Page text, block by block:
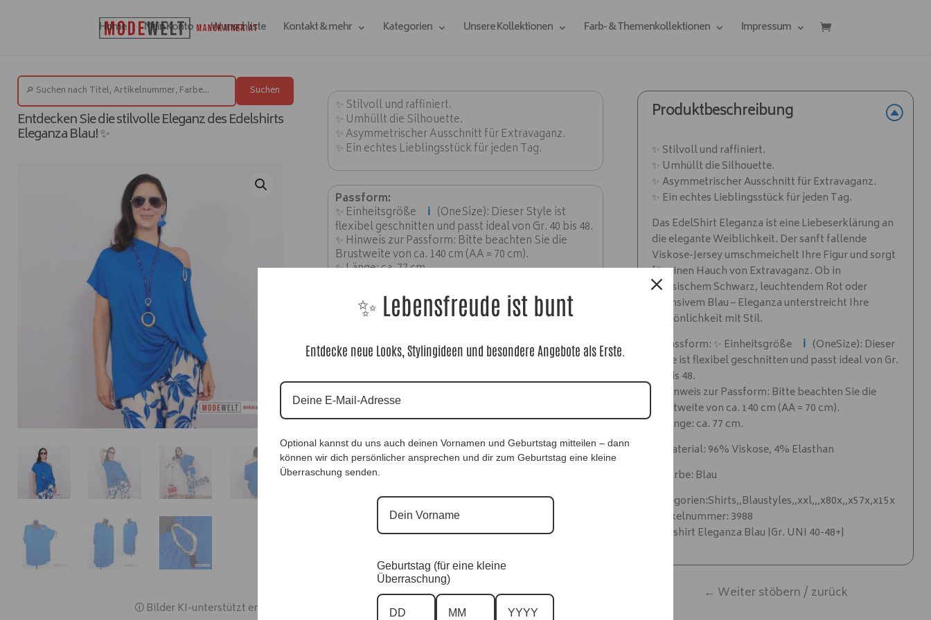
Home Mein Konto Wunschliste Kontakt & mehr Kategorien Unsere Kollektionen Farb- & Themenkollektionen Impressum
Suchen
Entdecken Sie die stilvolle Eleganz des Edelshirts
Eleganza Blau! ✨
🛈 Bilder KI-unterstützt erstellt
✨ Stilvoll und raffiniert.
✨ Umhüllt die Silhouette.
✨ Asymmetrischer Ausschnitt für Extravaganz.
✨ Ein echtes Lieblingsstück für jeden Tag.
Passform:
✨ Einheitsgröße ℹ️ (OneSize): Dieser Style ist
flexibel geschnitten und passt ideal von Gr. 40 bis 48.
✨ Hinweis zur Passform: Bitte beachten Sie die
Brustweite von ca. 140 cm (AA = 70 cm).
✨ Länge: ca. 77 cm.
Material: ✨
Edelshirt Eleganza Blau |Gr. UNI 40-48+|, Anr.:
Sofort für dich verfügbar ✨
Versand in 1–3 Arbeitstagen
Produktbeschreibung
✨ Stilvoll und raffiniert.
✨ Umhüllt die Silhouette.
✨ Asymmetrischer Ausschnitt für Extravaganz.
✨ Ein echtes Lieblingsstück für jeden Tag.
Das EdelShirt Eleganza ist eine Liebeserklärung an
die elegante Weiblichkeit. Der sanft fallende
Viskose-Jersey umschmeichelt Ihre Figur und sorgt
für einen Hauch von Extravaganz. Ob in
klassischem Schwarz, leuchtendem Rot oder
intensivem Blau – Eleganza unterstreicht Ihre
Persönlichkeit mit Stil.
✨ Passform: ✨ Einheitsgröße
ℹ️ (OneSize): Dieser
Style ist flexibel geschnitten und passt ideal von Gr.
40 bis 48.
✨ Hinweis zur Passform: Bitte beachten Sie die
Brustweite von ca. 140 cm (AA = 70 cm).
✨ Länge: ca. 77 cm.
✨ Material: 96% Viskose, 4% Elasthan
✨ Farbe: Blau
Kategorien:Shirts,,Blaustyles,,xxl,,,x80x,,x57x,x15x
Artikelnummer: 3988
Edelshirt Eleganza Blau |Gr. UNI 40-48+|
← Weiter stöbern / zurück
✨ Lebensfreude ist bunt
Entdecke neue Looks, Stylingideen und besondere Angebote als Erste.
Optional kannst du uns auch deinen Vornamen und Geburtstag mitteilen – dann
können wir dich persönlicher ansprechen und dir zum Geburtstag eine kleine
Überraschung senden.
Geburtstag (für eine kleine
Überraschung)